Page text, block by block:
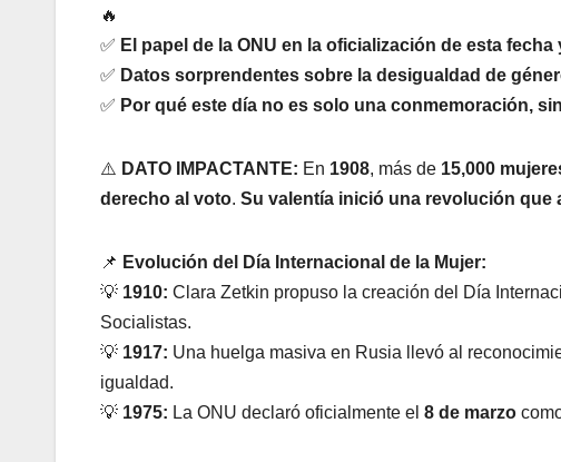
🔥
✅ El papel de la ONU en la oficialización de esta
✅ Datos sorprendentes sobre la desigualdad de
✅ Por qué este día no es solo una conmemoración,
⚠️ DATO IMPACTANTE: En 1908, más de 15,000
derecho al voto. Su valentía inició una revolución que
📌 Evolución del Día Internacional de la Mujer:
💡 1910: Clara Zetkin propuso la creación del Día
Socialistas.
💡 1917: Una huelga masiva en Rusia llevó al
igualdad.
💡 1975: La ONU declaró oficialmente el 8 de marzo